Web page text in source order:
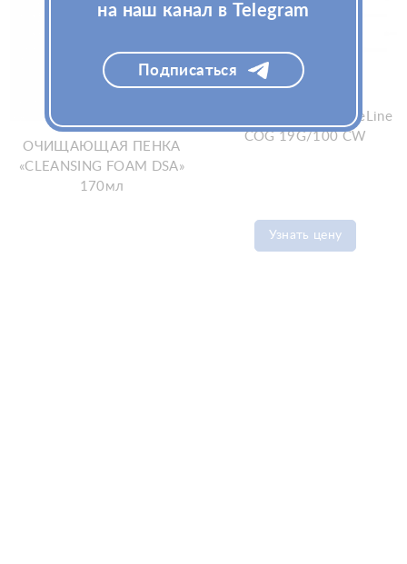
ОЧИЩАЮЩАЯ ПЕНКА
«CLEANSING FOAM DSA»
170мл
Мезонити PDO AestheLine
COG 19G/100 СW
Узнать цену
на наш канал в Telegram
Подписаться